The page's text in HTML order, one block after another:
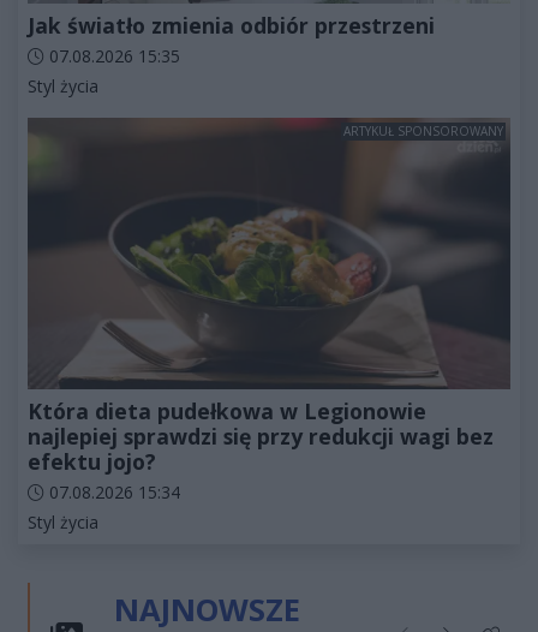
Jak światło zmienia odbiór przestrzeni
Data dodania artykułu:
07.08.2026 15:35
Kategorie artykułu:
Styl życia
ARTYKUŁ SPONSOROWANY
Która dieta pudełkowa w Legionowie
najlepiej sprawdzi się przy redukcji wagi bez
efektu jojo?
Data dodania artykułu:
07.08.2026 15:34
Kategorie artykułu:
Styl życia
NAJNOWSZE